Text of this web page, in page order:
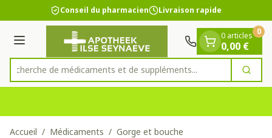
Aller au contenu
1 de 1
Conseil du pharmacien Livraison rapide
Menu
Rechercher
Recherche de médicaments et de
0 articles
0,00 €
0
Accueil / Médicaments / Gorge et bouche